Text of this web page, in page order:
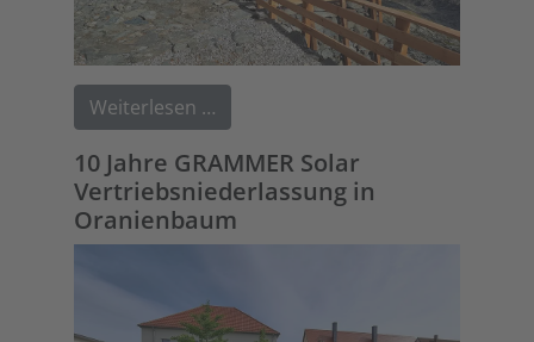
Weiterlesen …
10 Jahre GRAMMER Solar
Vertriebsniederlassung in
Oranienbaum